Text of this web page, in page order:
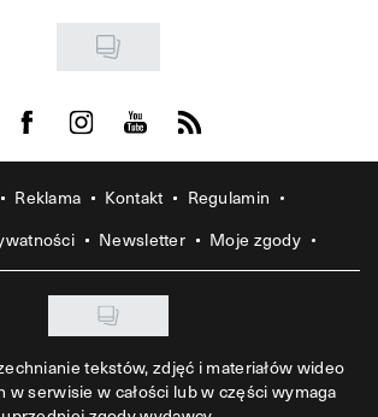
Visit us on Facebook
Visit us on Instagram
Visit us on Youtube
Visit us on Rss
Reklama Kontakt
Regulamin
Newsletter Moje zgody
tekstów, zdjęć i materiałów wideo
w serwisie w całości lub w części wymaga